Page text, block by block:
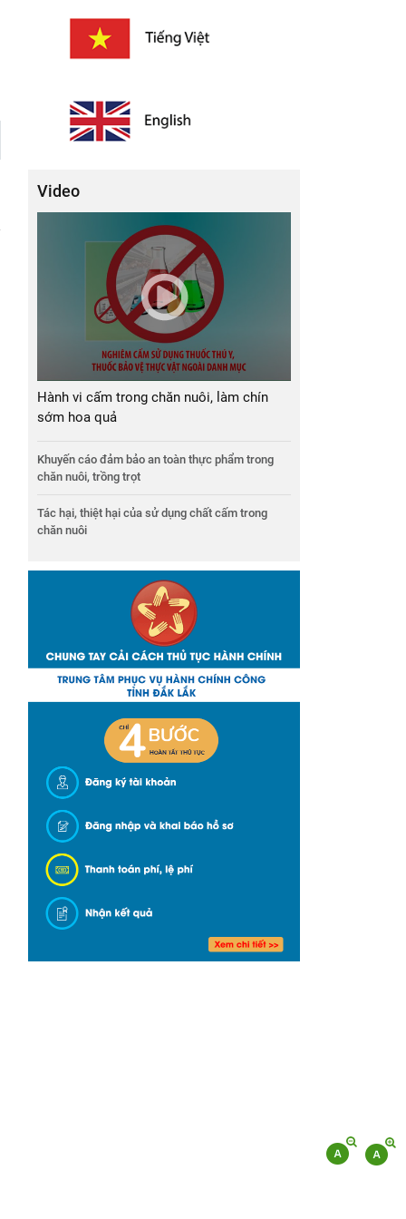
Video
Hành vi cấm trong chăn nuôi, làm chín
sớm hoa quả
Khuyến cáo đảm bảo an toàn thực phẩm trong
chăn nuôi, trồng trọt
Tác hại, thiệt hại của sử dụng chất cấm trong
chăn nuôi